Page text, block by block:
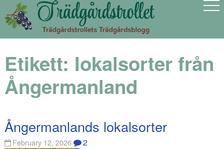
Etikett: lokalsorter från
Ångermanland
Ångermanlands lokalsorter
February 12, 2026 2